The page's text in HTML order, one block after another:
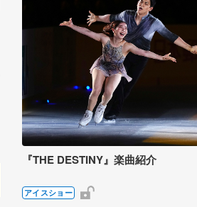
『THE DESTINY』楽曲紹介
アイスショー